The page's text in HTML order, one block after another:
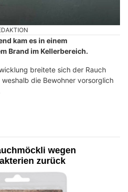
kam es in einem
Brand im Kellerbereich.
breitete sich der Rauch
die Bewohner vorsorglich
wegen
zurück